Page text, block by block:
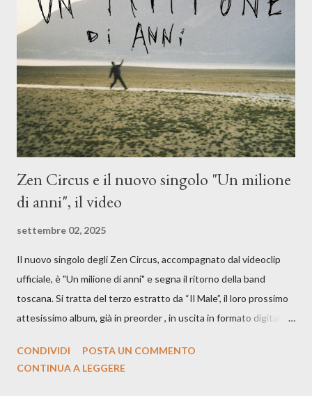
musicale, con " Che ora è" , raccontando la separazione dalla
moglie, del senso di sconfitta e del caldo afoso che opprime,
giusta condizione di sopraffazione: "Non so che ora è, che giorno
è, di questa estate che...". E' raro fare uscire come singolo una
cover, ma...
Zen Circus e il nuovo singolo "Un milione
di anni", il video
settembre 02, 2025
Il nuovo singolo degli Zen Circus, accompagnato dal videoclip
ufficiale, è "Un milione di anni" e segna il ritorno della band
toscana. Si tratta del terzo estratto da “Il Male”, il loro prossimo
attesissimo album, già in preorder , in uscita in formato digitale il
Records. GUARDA IL VIDEO: CREDITI Produced by A71
CONDIVIDI
POSTA UN COMMENTO
CONTINUA A LEGGERE